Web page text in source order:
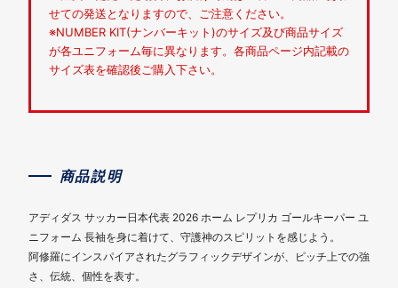
せての発送となりますので、ご注意ください。
※NUMBER KIT(ナンバーキット)のサイズ及び商品サイズ
が各ユニフォーム毎に異なります。各商品ページ内記載の
サイズ表を確認後ご購入下さい。
商品説明
アディダス サッカー日本代表 2026 ホーム レプリカ ゴールキーパー ユ
ニフォーム 長袖を身に着けて、守護神のスピリットを感じよう。
阿修羅にインスパイアされたグラフィックデザインが、ピッチ上での強
さ、伝統、個性を表す。